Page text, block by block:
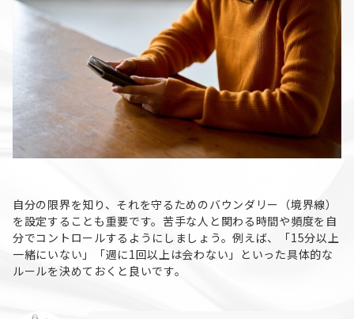
自分の限界を知り、それを守るためのバウンダリー（境界線）
を設定することも重要です。苦手な人と関わる時間や頻度を自
分でコントロールするようにしましょう。例えば、「15分以上
一緒にいない」「週に1回以上は会わない」といった具体的な
ルールを決めておくと良いです。